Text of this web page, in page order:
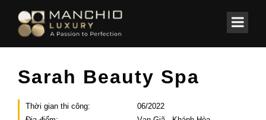
Home/Các công trình /Spa ✔️ Clinic
Sarah Beauty Spa
Thời gian thi công:
06/2022